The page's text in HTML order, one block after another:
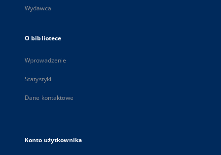
Wydawca
O bibliotece
Wprowadzenie
Statystyki
Dane kontaktowe
Konto użytkownika